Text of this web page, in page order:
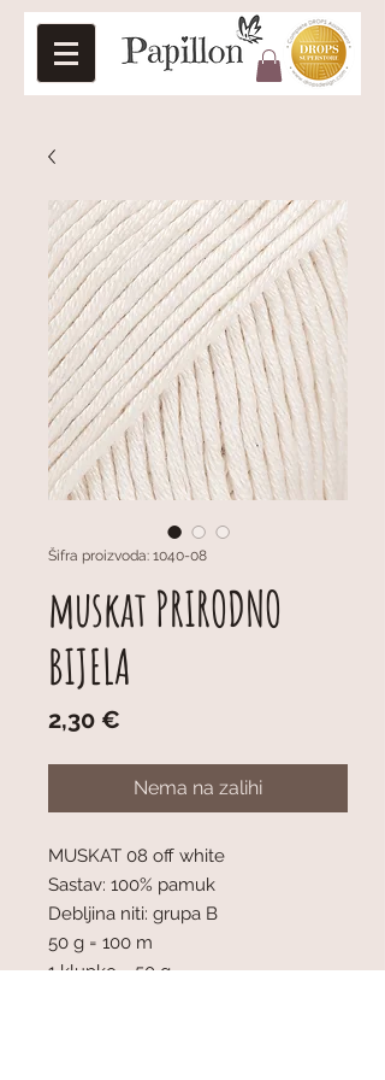
Šifra proizvoda: 1040-08
muskat PRIRODNO
BIJELA
2,30 €
Nema na zalihi
MUSKAT 08 off white
Sastav: 100% pamuk
Debljina niti: grupa B
50 g = 100 m
1 klupko = 50 g